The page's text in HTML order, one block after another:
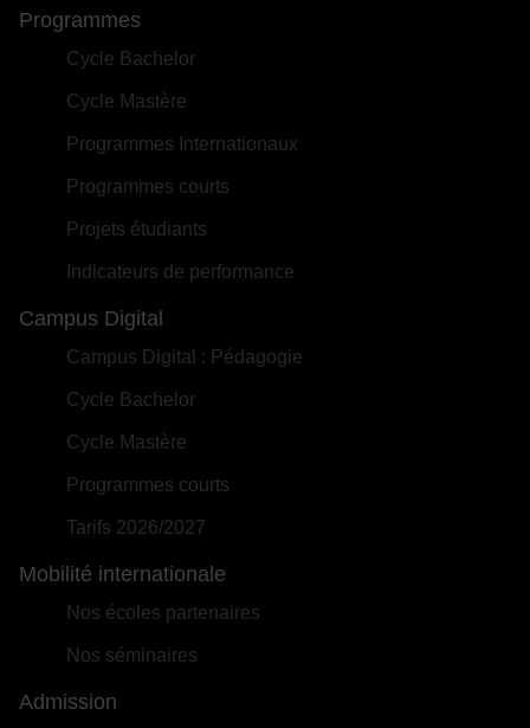
Programmes
Cycle Bachelor
Cycle Mastère
Programmes Internationaux
Programmes courts
Projets étudiants
Indicateurs de performance
Campus Digital
Campus Digital : Pédagogie
Cycle Bachelor
Cycle Mastère
Programmes courts
Tarifs 2026/2027
Mobilité internationale
Nos écoles partenaires
Nos séminaires
Admission